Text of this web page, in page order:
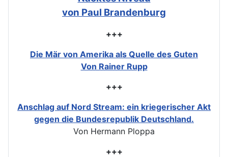
von Paul Brandenburg
+++
Die Mär von Amerika als Quelle des Guten
Von Rainer Rupp
+++
Anschlag auf Nord Stream: ein kriegerischer Akt
gegen die Bundesrepublik Deutschland.
Von Hermann Ploppa
+++